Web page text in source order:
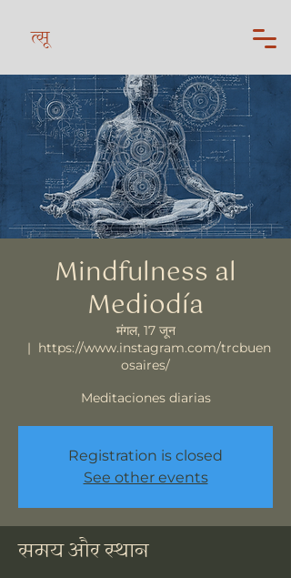
त्सू
Mindfulness al
Mediodía
मंगल, 17 जून
  |
https://www.instagram.com/trcbuen
osaires/
Meditaciones diarias
Registration is closed
See other events
समय और स्थान